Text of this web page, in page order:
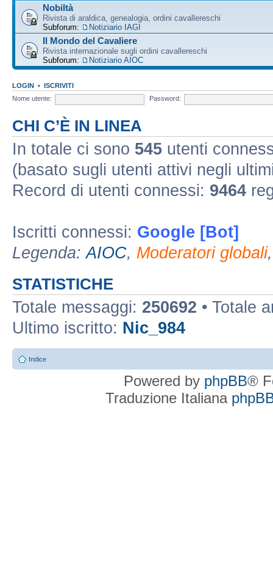
Nobiltà
Rivista di araldica, genealogia, ordini cavallereschi
Subforum:
Notiziario IAGI
Il Mondo del Cavaliere
Rivista internazionale sugli ordini cavallereschi
Subforum:
Notiziario AIOC
LOGIN • ISCRIVITI
Nome utente:
Password:
CHI C’È IN LINEA
In totale ci sono 545 utenti
(basato sugli utenti attivi negli
Record di utenti connessi: 9464
Iscritti connessi: Google [Bot]
Legenda:AIOC, Moderatori globali
STATISTICHE
Totale messaggi: 250692 • Totale
Ultimo iscritto: Nic_984
Indice
Powered by phpBB®
Traduzione Italiana